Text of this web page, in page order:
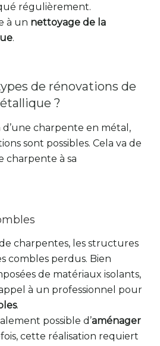
régulièrement.
à un nettoyage de la
.
de rénovations de
?
charpente en métal,
sont possibles. Cela va de
charpente à sa
charpentes, les structures
combles perdus. Bien
de matériaux isolants,
à un professionnel pour
.
possible d’aménager
cette réalisation requiert